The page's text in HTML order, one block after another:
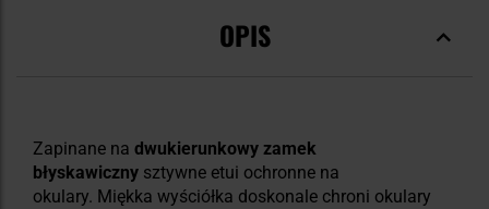
OPIS
Zapinane na dwukierunkowy zamek
błyskawiczny sztywne etui ochronne na
okulary. Miękka wyściółka doskonale chroni okulary